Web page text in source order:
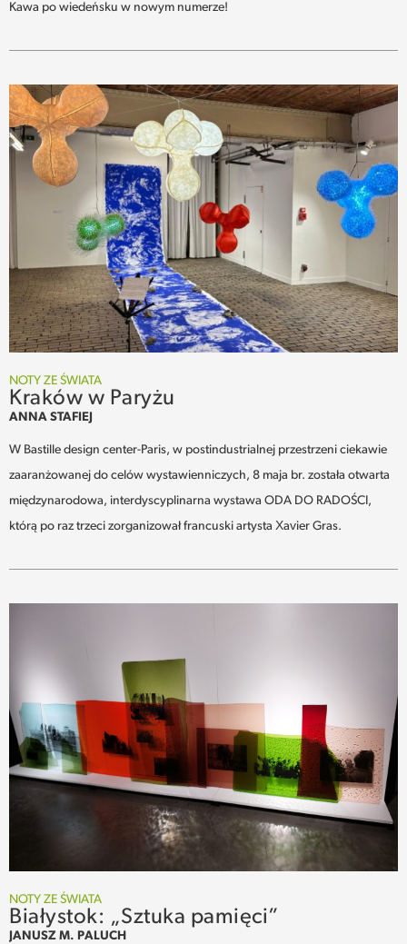
Kawa po wiedeńsku w nowym numerze!
NOTY ZE ŚWIATA
Kraków w Paryżu
ANNA STAFIEJ
W Bastille design center-Paris, w postindustrialnej przestrzeni ciekawie
zaaranżowanej do celów wystawienniczych, 8 maja br. została otwarta
międzynarodowa, interdyscyplinarna wystawa ODA DO RADOŚCI,
którą po raz trzeci zorganizował francuski artysta Xavier Gras.
NOTY ZE ŚWIATA
Białystok: „Sztuka pamięci”
JANUSZ M. PALUCH